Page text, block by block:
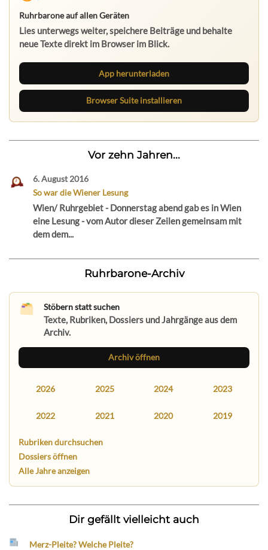
Ruhrbarone auf allen Geräten
Lies unterwegs weiter, speichere Beiträge und behalte
neue Texte direkt im Browser im Blick.
App herunterladen
Browser Suite installieren
Vor zehn Jahren...
6. August 2016
So war die Wiener Lesung
Wien/ Ruhrgebiet - Donnerstag abend gab es in Wien
eine Lesung - vom Autor dieser Zeilen gemeinsam mit
dem dem...
Ruhrbarone-Archiv
Stöbern statt suchen
Texte, Rubriken, Dossiers und Jahrgänge aus dem
Archiv.
Archiv öffnen
2026 2025 2024 2023
2022 2021 2020 2019
Rubriken durchsuchen
Dossiers öffnen
Alle Jahre anzeigen
Dir gefällt vielleicht auch
Merz-Pleite? Welche Pleite?